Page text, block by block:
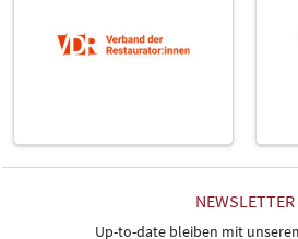
NEWSLETTER
Up-to-date bleiben mit